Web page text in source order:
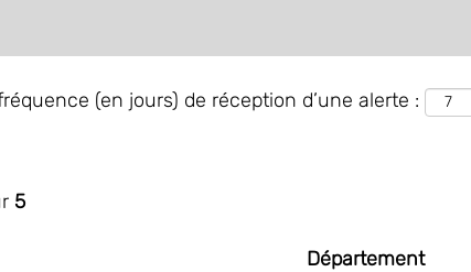
(en jours) de réception d’une alerte :
5
Département